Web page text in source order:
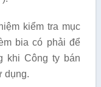
kiểm tra mục
bia có phải để
khi Công ty bán
dụng.